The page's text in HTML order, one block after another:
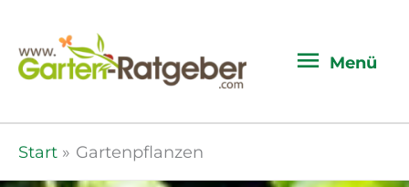
Menü
Start Gartenpflanzen